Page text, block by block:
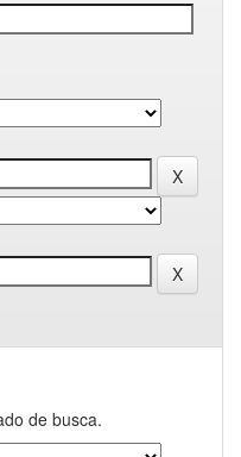
de busca.